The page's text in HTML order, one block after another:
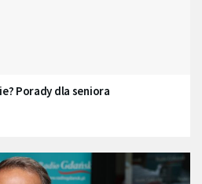
Porady dla seniora